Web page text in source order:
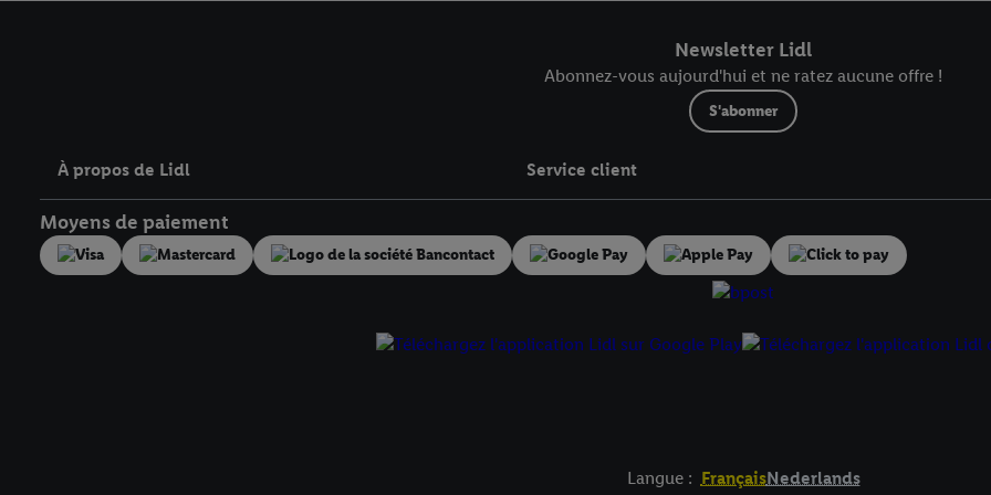
Newsletter Lidl
Abonnez-vous aujourd'hui et ne ratez aucune offre !
S'abonner
À propos de Lidl Service client
Moyens de paiement
Langue : FrançaisNederlands